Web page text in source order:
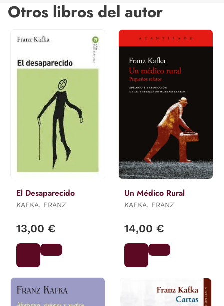
Otros libros del autor
El Desaparecido
KAFKA, FRANZ
13,00 €
Un Médico Rural
KAFKA, FRANZ
14,00 €